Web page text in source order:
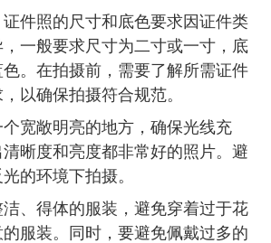
件照的尺寸和底色要求因证件类
一般要求尺寸为二寸或一寸，底
。在拍摄前，需要了解所需证件
以确保拍摄符合规范。
宽敞明亮的地方，确保光线充
晰度和亮度都非常好的照片。避
的环境下拍摄。
、得体的服装，避免穿着过于花
服装。同时，要避免佩戴过多的